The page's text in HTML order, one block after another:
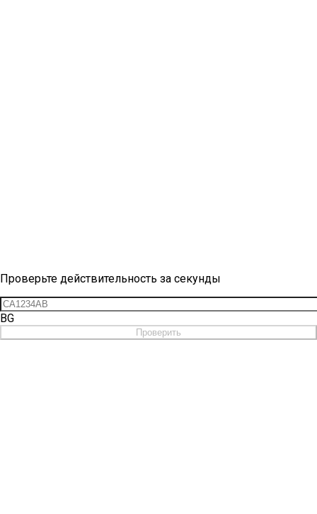
Проверьте действительность за секунды
BG
Проверить